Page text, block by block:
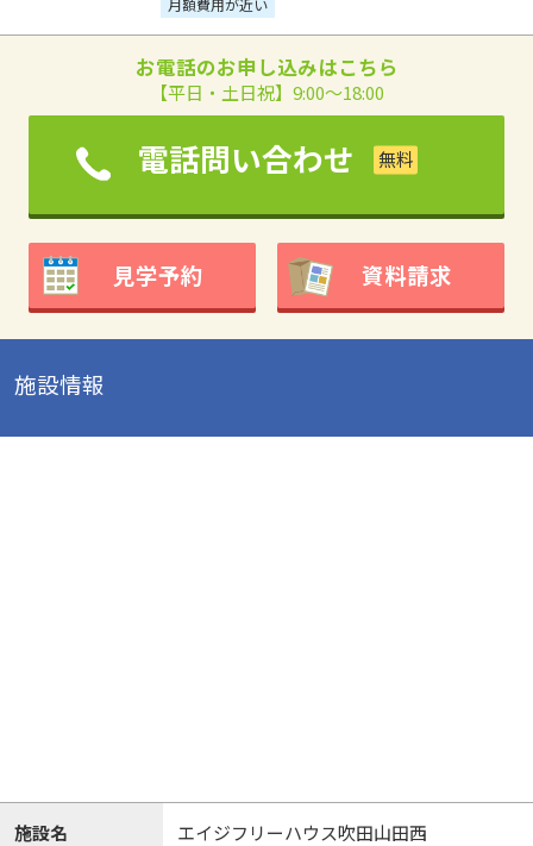
月額費用が近い
お電話のお申し込みはこちら
【平日・土日祝】9:00～18:00
電話問い合わせ
見学予約 資料請求
施設情報
施設名 エイジフリーハウス吹田山田西